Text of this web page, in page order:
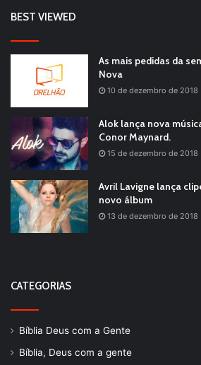
BEST VIEWED
As mais pedidas da
Nova
10 de dezembro de 2018
Alok lança nova
Conor Maynard.
15 de dezembro de 2018
Avril Lavigne lança
novo álbum
13 de dezembro de 2018
CATEGORIAS
Bíblia Deus com a Gente
Bíblia, Deus com a gente